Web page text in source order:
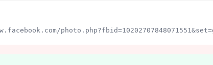
~osm/locale/__all.html?
groups/OpenStreetMap.TW/permalink/
為名的道路
groups/OpenStreetMap.TW/